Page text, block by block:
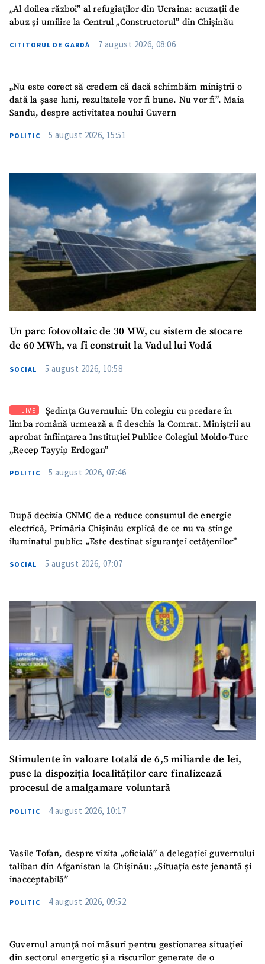
„Al doilea război” al refugiaților din Ucraina: acuzații de
abuz și umilire la Centrul „Constructorul” din Chișinău
CITITORUL DE GARDĂ 7 august 2026, 08:06
„Nu este corect să credem că dacă schimbăm miniștrii o
dată la șase luni, rezultatele vor fi bune. Nu vor fi”. Maia
Sandu, despre activitatea noului Guvern
POLITIC 5 august 2026, 15:51
Un parc fotovoltaic de 30 MW, cu sistem de stocare
de 60 MWh, va fi construit la Vadul lui Vodă
SOCIAL 5 august 2026, 10:58
LIVE
Ședința Guvernului: Un colegiu cu predare în
limba română urmează a fi deschis la Comrat. Miniștrii au
aprobat înființarea Instituției Publice Colegiul Moldo-Turc
„Recep Tayyip Erdogan”
POLITIC 5 august 2026, 07:46
După decizia CNMC de a reduce consumul de energie
electrică, Primăria Chișinău explică de ce nu va stinge
iluminatul public: „Este destinat siguranței cetățenilor”
SOCIAL 5 august 2026, 07:07
Stimulente în valoare totală de 6,5 miliarde de lei,
puse la dispoziția localităților care finalizează
procesul de amalgamare voluntară
POLITIC 4 august 2026, 10:17
Vasile Tofan, despre vizita „oficială” a delegației guvernului
taliban din Afganistan la Chișinău: „Situația este jenantă și
inacceptabilă”
POLITIC 4 august 2026, 09:52
Guvernul anunță noi măsuri pentru gestionarea situației
din sectorul energetic și a riscurilor generate de o